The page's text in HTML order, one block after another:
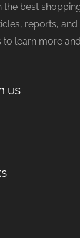
best
reports,
to learn more
us